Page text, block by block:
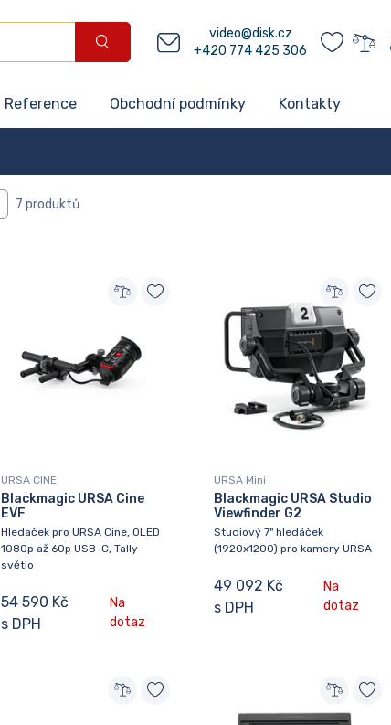
video@disk.cz
+420 774 425 306
Reference Obchodní podmínky Kontakty
7 produktů
URSA CINE
Blackmagic URSA Cine
EVF
Hledaček pro URSA Cine, OLED
1080p až 60p USB-C, Tally
světlo
54 590 Kč
s DPH
Na
dotaz
URSA Mini
Blackmagic URSA Studio
Viewfinder G2
Studiový 7" hledáček
(1920x1200) pro kamery URSA
49 092 Kč
s DPH
Na
dotaz